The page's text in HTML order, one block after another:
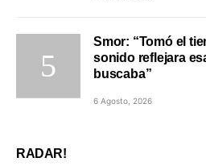
Smor: “Tomó el
sonido reflejara
buscaba”
6 Agosto, 2026
RADAR!